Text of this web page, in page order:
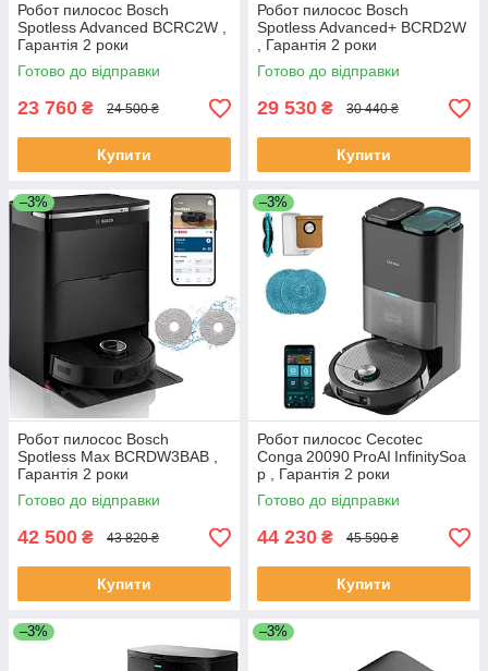
Робот пилосос Bosch
Spotless Advanced BCRC2W ,
Гарантія 2 роки
Готово до відправки
23 760 ₴ 24 500 ₴
Купити
Робот пилосос Bosch
Spotless Advanced+ BCRD2W
, Гарантія 2 роки
Готово до відправки
29 530 ₴ 30 440 ₴
Купити
–3%
Робот пилосос Bosch
Spotless Max BCRDW3BAB ,
Гарантія 2 роки
Готово до відправки
42 500 ₴ 43 820 ₴
Купити
–3%
Робот пилосос Cecotec
Conga 20090 ProAI InfinitySoa
p , Гарантія 2 роки
Готово до відправки
44 230 ₴ 45 590 ₴
Купити
–3% –3%